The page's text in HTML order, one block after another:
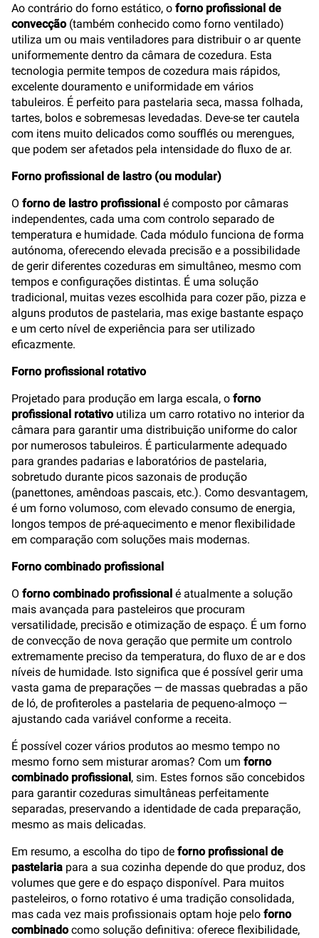
Ao contrário do forno estático, o forno profissional de
convecção(também conhecido como forno ventilado)
utiliza um ou mais ventiladores para distribuir o ar quente
uniformemente dentro da câmara de cozedura. Esta
tecnologia permite tempos de cozedura mais rápidos,
excelente douramento e uniformidade em vários
tabuleiros. É perfeito para pastelaria seca, massa folhada,
tartes, bolos e sobremesas levedadas. Deve-se ter cautela
com itens muito delicados como soufflés ou merengues,
que podem ser afetados pela intensidade do fluxo de ar.
Forno profissional de lastro (ou modular)
O forno de lastro profissional é composto por câmaras
independentes, cada uma com controlo separado de
temperatura e humidade. Cada módulo funciona de forma
autónoma, oferecendo elevada precisão e a possibilidade
de gerir diferentes cozeduras em simultâneo, mesmo com
tempos e configurações distintas. É uma solução
tradicional, muitas vezes escolhida para cozer pão, pizza e
alguns produtos de pastelaria, mas exige bastante espaço
e um certo nível de experiência para ser utilizado
eficazmente.
Forno profissional rotativo
Projetado para produção em larga escala, o forno
profissional rotativoutiliza um carro rotativo no interior da
câmara para garantir uma distribuição uniforme do calor
por numerosos tabuleiros. É particularmente adequado
para grandes padarias e laboratórios de pastelaria,
sobretudo durante picos sazonais de produção
(panettones, amêndoas pascais, etc.). Como desvantagem,
é um forno volumoso, com elevado consumo de energia,
longos tempos de pré-aquecimento e menor flexibilidade
em comparação com soluções mais modernas.
Forno combinado profissional
O forno combinado profissional é atualmente a solução
mais avançada para pasteleiros que procuram
versatilidade, precisão e otimização de espaço. É um forno
de convecção de nova geração que permite um controlo
extremamente preciso da temperatura, do fluxo de ar e dos
níveis de humidade. Isto significa que é possível gerir uma
vasta gama de preparações — de massas quebradas a pão
de ló, de profiteroles a pastelaria de pequeno-almoço —
ajustando cada variável conforme a receita.
É possível cozer vários produtos ao mesmo tempo no
mesmo forno sem misturar aromas? Com um forno
combinado profissional, sim. Estes fornos são concebidos
para garantir cozeduras simultâneas perfeitamente
separadas, preservando a identidade de cada preparação,
mesmo as mais delicadas.
Em resumo, a escolha do tipo de forno profissional de
pastelaria para a sua cozinha depende do que produz, dos
volumes que gere e do espaço disponível. Para muitos
pasteleiros, o forno rotativo é uma tradição consolidada,
mas cada vez mais profissionais optam hoje pelo forno
combinadocomo solução definitiva: oferece flexibilidade,